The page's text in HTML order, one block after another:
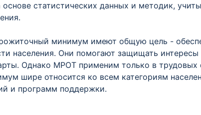
основе статистических данных и методик,
минимум имеют общую цель -
населения. Они помогают защищать интересы
Однако МРОТ применим только в трудовых
шире относится ко всем категориям
и программ поддержки.